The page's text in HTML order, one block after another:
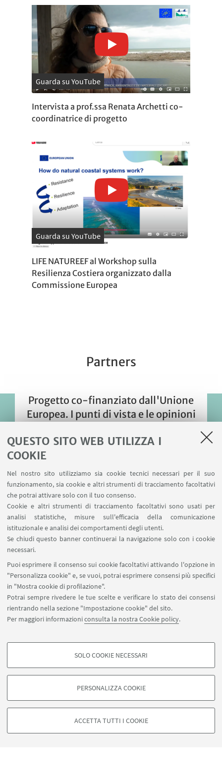
QUESTO SITO WEB UTILIZZA I
COOKIE
Nel nostro sito utilizziamo sia cookie tecnici necessari per il suo
funzionamento, sia cookie e altri strumenti di tracciamento facoltativi
che potrai attivare solo con il tuo consenso.
Cookie e altri strumenti di tracciamento facoltativi sono usati per
analisi statistiche, misure sull'efficacia della comunicazione
istituzionale e analisi dei comportamenti degli utenti.
Se chiudi questo banner continuerai la navigazione solo con i cookie
necessari.
Puoi esprimere il consenso sui cookie facoltativi attivando l'opzione in
"Personalizza cookie" e, se vuoi, potrai esprimere consensi più specifici
in "Mostra cookie di profilazione".
Potrai sempre rivedere le tue scelte e verificare lo stato dei consensi
rientrando nella sezione "Impostazione cookie" del sito.
Per maggiori informazioniconsulta la nostra Cookie policy.
COOKIE DI PROFILAZIONE - FACOLTATIVI
degli utenti, creare profili in base al loro comportamento sul sito, per analisi
di marketing.
Google/Youtube Video
SOLO COOKIE NECESSARI
PERSONALIZZA COOKIE
ACCETTA TUTTI I COOKIE
Guarda su YouTube
Intervista a prof.ssa Renata Archetti co-
coordinatrice di progetto
Guarda su YouTube
LIFE NATUREEF al Workshop sulla
Resilienza Costiera organizzato dalla
Commissione Europea
Partners
Progetto co-finanziato dall'Unione
Europea. I punti di vista e le opinioni
espresse sono tuttavia esclusivamente
quelli dell'autore o degli autori e non
riflettono necessariamente quelli
dell'Unione Europea o del CINEA. Né
l'Unione Europea né l'autorità che ha
concesso il finanziamento possono
essere ritenuti responsabili.